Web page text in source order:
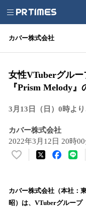
カバー株式会社
女性VTuberグル
『Prism Melody
3月13日（日）0時よ
カバー株式会社
2022年3月12日 20時
い
！
数
カバー株式会社（本社：
昭）は、VTuberグルー